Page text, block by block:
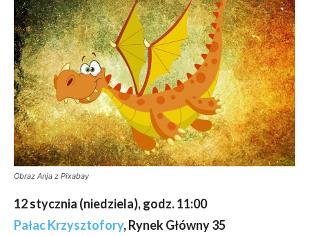
Obraz Anja z Pixabay
12 stycznia (niedziela), godz. 11:00
Pałac Krzysztofory, Rynek Główny 35